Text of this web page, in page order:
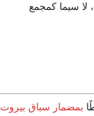
لا سيما كمجمع
بمضمار سباق بيروت